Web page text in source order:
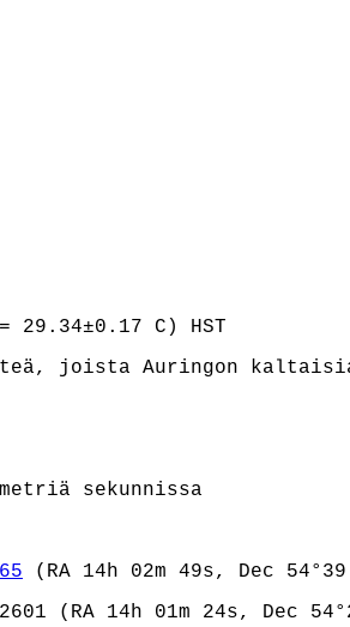
C) HST
joista Auringon
sekunnissa
(RA 14h 02m 49s, Dec
(RA 14h 01m 24s, Dec